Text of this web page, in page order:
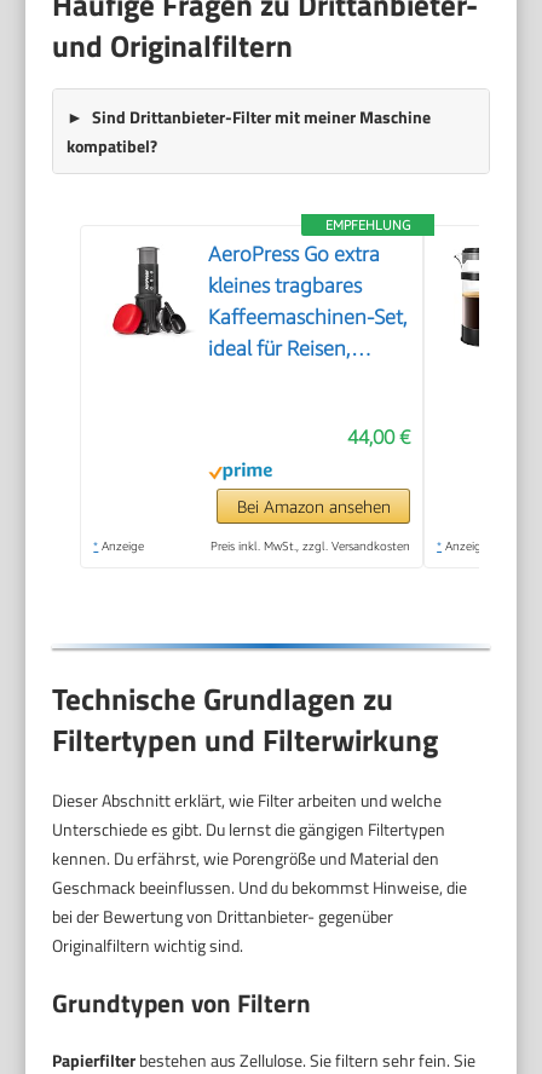
und Originalfiltern
Sind Drittanbieter-Filter mit meiner Maschine
kompatibel?
EMPFEHLUNG
AeroPress Go extra
kleines tragbares
Kaffeemaschinen-Set,
ideal für Reisen,
Press, manuelle
Espresso- & Pour-
Over-
Kaffeemaschine, 2
44,00 €
Bei Amazon ansehen
* Anzeige Preis inkl. MwSt., zzgl. Versandkosten * Anzeige
Technische Grundlagen zu
Filtertypen und Filterwirkung
Dieser Abschnitt erklärt, wie Filter arbeiten und welche
Unterschiede es gibt. Du lernst die gängigen Filtertypen
kennen. Du erfährst, wie Porengröße und Material den
Geschmack beeinflussen. Und du bekommst Hinweise, die
bei der Bewertung von Drittanbieter- gegenüber
Originalfiltern wichtig sind.
Grundtypen von Filtern
Papierfilterbestehen aus Zellulose. Sie filtern sehr fein. Sie